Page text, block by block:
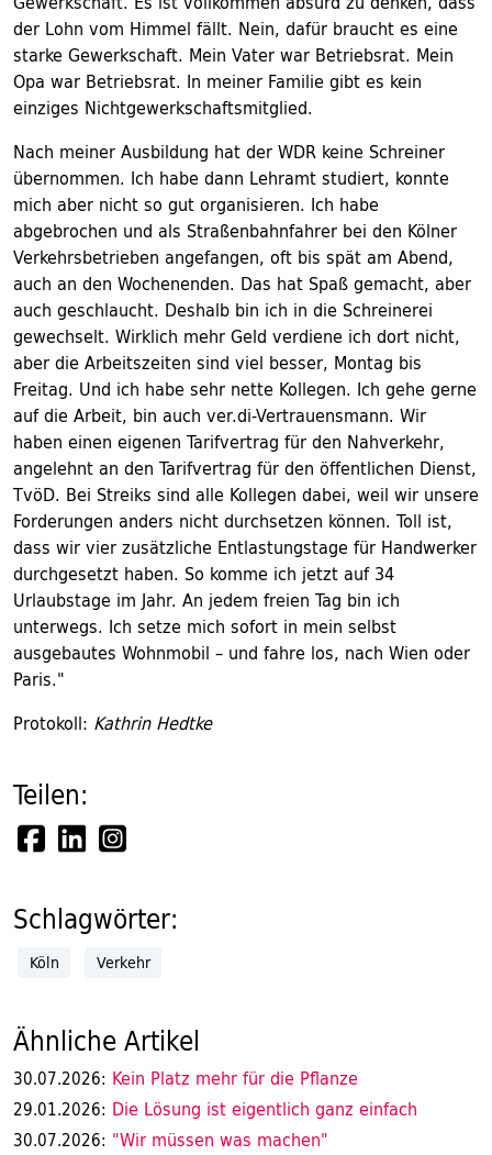
der Lohn vom Himmel fällt. Nein, dafür braucht es eine
starke Gewerkschaft. Mein Vater war Betriebsrat. Mein
Opa war Betriebsrat. In meiner Familie gibt es kein
einziges Nichtgewerkschaftsmitglied.
Nach meiner Ausbildung hat der WDR keine Schreiner
übernommen. Ich habe dann Lehramt studiert, konnte
mich aber nicht so gut organisieren. Ich habe
abgebrochen und als Straßenbahnfahrer bei den Kölner
Verkehrsbetrieben angefangen, oft bis spät am Abend,
auch an den Wochenenden. Das hat Spaß gemacht, aber
auch geschlaucht. Deshalb bin ich in die Schreinerei
gewechselt. Wirklich mehr Geld verdiene ich dort nicht,
aber die Arbeitszeiten sind viel besser, Montag bis
Freitag. Und ich habe sehr nette Kollegen. Ich gehe gerne
auf die Arbeit, bin auch ver.di-Vertrauensmann. Wir
haben einen eigenen Tarifvertrag für den Nahverkehr,
angelehnt an den Tarifvertrag für den öffentlichen Dienst,
TvöD. Bei Streiks sind alle Kollegen dabei, weil wir unsere
Forderungen anders nicht durchsetzen können. Toll ist,
dass wir vier zusätzliche Entlastungstage für Handwerker
durchgesetzt haben. So komme ich jetzt auf 34
Urlaubstage im Jahr. An jedem freien Tag bin ich
unterwegs. Ich setze mich sofort in mein selbst
ausgebautes Wohnmobil – und fahre los, nach Wien oder
Paris."
Protokoll: Kathrin Hedtke
Teilen:
Schlagwörter:
Köln Verkehr
Ähnliche Artikel
30.07.2026: Kein Platz mehr für die Pflanze
29.01.2026: Die Lösung ist eigentlich ganz einfach
30.07.2026: "Wir müssen was machen"